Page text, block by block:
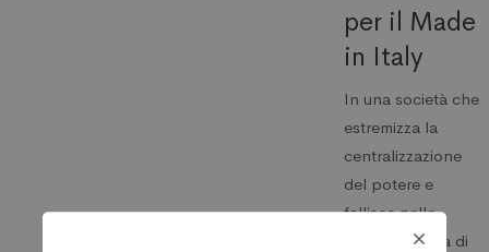
per il Made
in Italy
In una società che
estremizza la
centralizzazione
del potere e
fallisce nelle
proprie attività di